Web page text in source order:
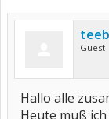
Guest
Hallo alle
Heute muß